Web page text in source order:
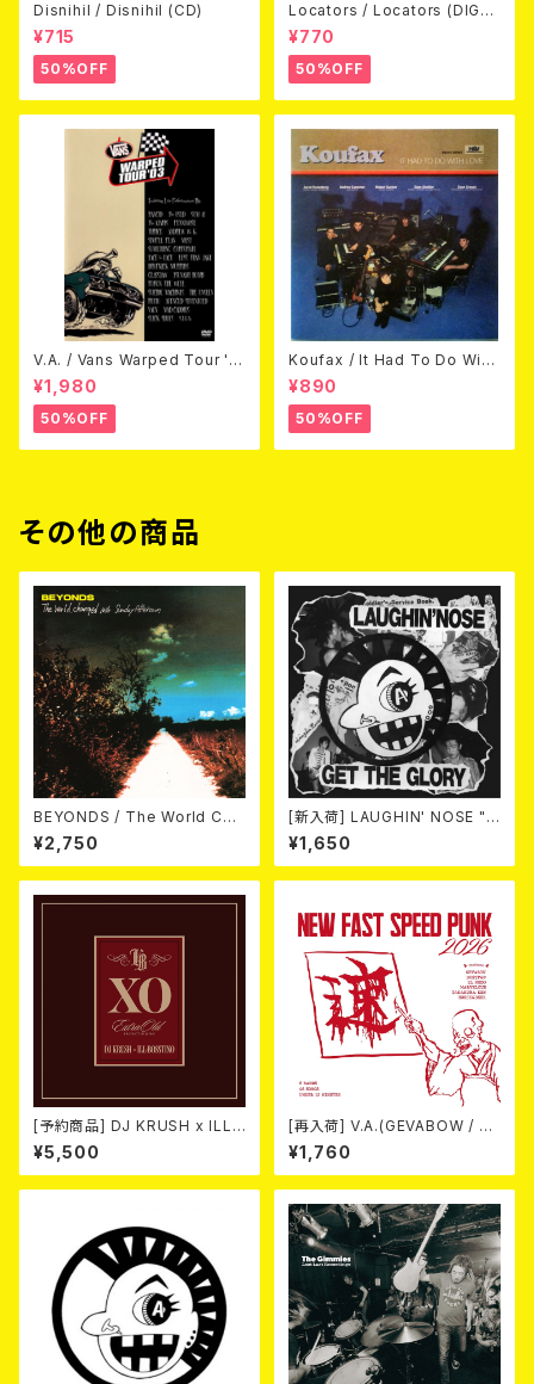
Disnihil / Disnihil (CD)
¥715
50%OFF
Locators / Locators (DIGPA
CK CD)
¥770
50%OFF
V.A. / Vans Warped Tour '0
3 (DVD)
¥1,980
50%OFF
Koufax / It Had To Do With
Love (CD)
¥890
50%OFF
その他の商品
BEYONDS / The World Cha
nged Into Sunday Afternoo
n 10"＋CD＋DVD
¥2,750
[新入荷] LAUGHIN' NOSE "G
ET THE GLORY" (CD)
¥1,650
[予約商品] DJ KRUSH x ILL-
BOSSTINO / XO (2CD)(限定
盤) 2026年08月05日発売！
¥5,500
[再入荷] V.A.(GEVABOW / D
USTPAN / EL NUDO / MARV
ELOUS / 高倉健 / Horse & D
eer) / NEW FAST SPEED PU
¥1,760